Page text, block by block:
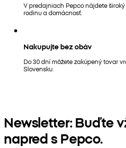
V predajniach Pepco nájdete
rodinu a domácnosť.
Nakupujte bez obáv
Do 30 dní môžete zakúpený tovar
Slovensku.
Newsletter: Buďte
napred s Pepco.